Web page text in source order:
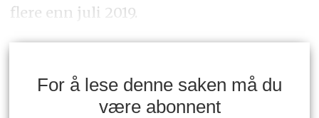
flere enn juli 2019.
For å lese denne saken må du
være abonnent